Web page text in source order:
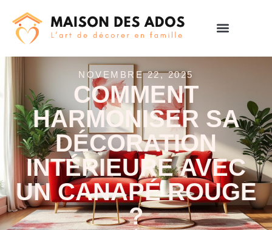
NOVEMBRE 22, 2025
COMMENT
HARMONISER SA
DÉCORATION
INTÉRIEURE AVEC
UN CANAPÉ ROUGE
?